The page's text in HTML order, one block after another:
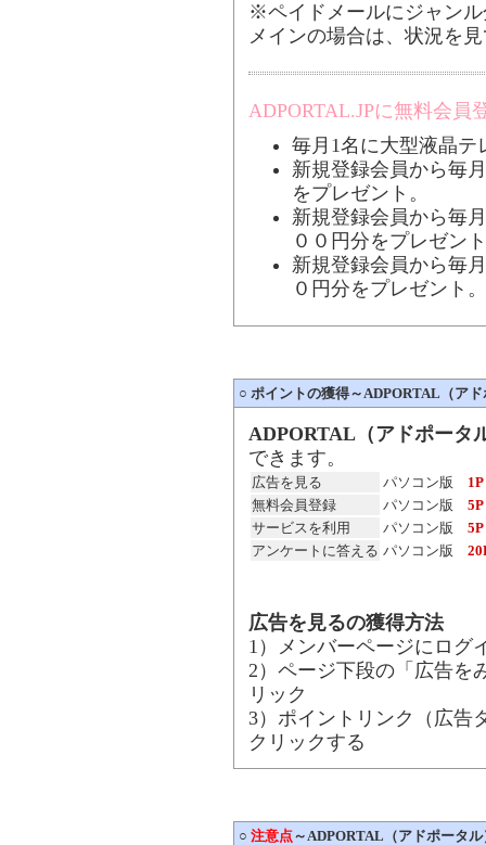
※ペイドメールにジャン
メインの場合は、状況を
ADPORTAL.JPに無料会員
毎月1名に大型液晶テ
新規登録会員から毎
をプレゼント。
新規登録会員から毎
００円分をプレゼン
新規登録会員から毎
０円分をプレゼント。
○ ポイントの獲得～ADPORTAL（ア
ADPORTAL（アドポータ
できます。
広告を見る パソコン版
無料会員登録
パソコン版
サービスを利用
パソコン版
アンケートに答える パソコン版
広告を見るの獲得方法
1）メンバーページにログ
2）ページ下段の「広告を
リック
3）ポイントリンク（広告
クリックする
○ 注意点～ADPORTAL（アドポータル